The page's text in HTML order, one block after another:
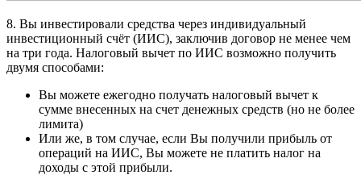
8. Вы инвестировали средства через индивидуальный
инвестиционный счёт (ИИС), заключив договор не менее чем
на три года. Налоговый вычет по ИИС возможно получить
двумя способами:
Вы можете ежегодно получать налоговый вычет к
сумме внесенных на счет денежных средств (но не более
лимита)
Или же, в том случае, если Вы получили прибыль от
операций на ИИС, Вы можете не платить налог на
доходы с этой прибыли.